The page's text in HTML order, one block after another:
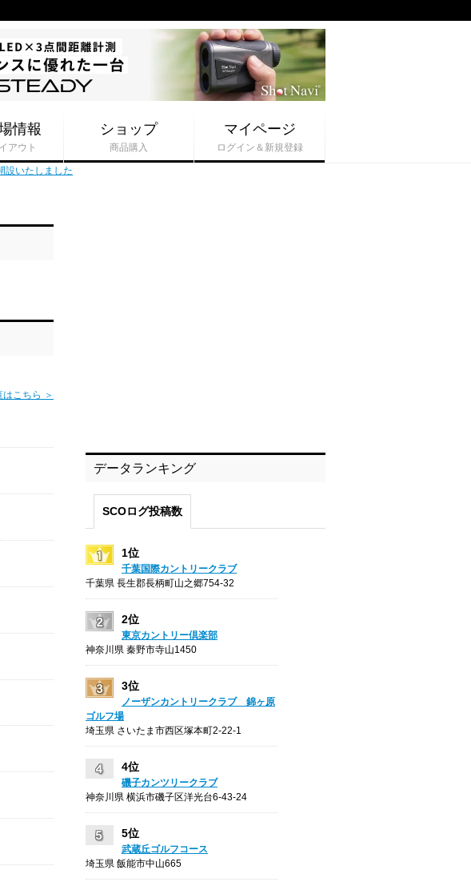
情報
アウト
ショップ
商品購入
マイページ
ログイン＆新規登録
設いたしました
こちら ＞
データランキング
SCOログ投稿数
1位
千葉国際カントリークラブ
千葉県 長生郡長柄町山之郷754-32
2位
東京カントリー倶楽部
神奈川県 秦野市寺山1450
3位
ノーザンカントリークラブ 錦ヶ原
ゴルフ場
埼玉県 さいたま市西区塚本町2-22-1
4位
磯子カンツリークラブ
神奈川県 横浜市磯子区洋光台6-43-24
5位
武蔵丘ゴルフコース
埼玉県 飯能市中山665